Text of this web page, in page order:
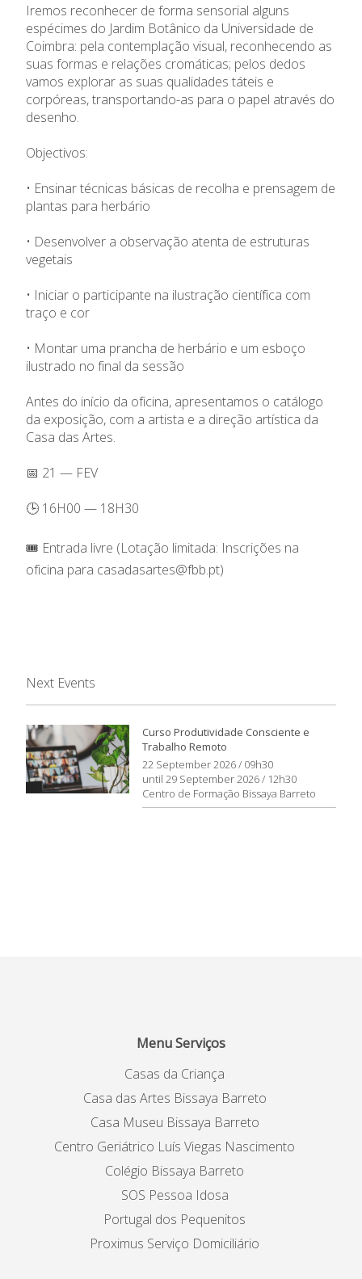
Iremos reconhecer de forma sensorial alguns
espécimes do Jardim Botânico da Universidade de
Coimbra: pela contemplação visual, reconhecendo as
suas formas e relações cromáticas; pelos dedos
vamos explorar as suas qualidades táteis e
corpóreas, transportando-as para o papel através do
desenho.
Objectivos:
• Ensinar técnicas básicas de recolha e prensagem de
plantas para herbário
• Desenvolver a observação atenta de estruturas
vegetais
• Iniciar o participante na ilustração científica com
traço e cor
• Montar uma prancha de herbário e um esboço
ilustrado no final da sessão
Antes do início da oficina, apresentamos o catálogo
da exposição, com a artista e a direção artística da
Casa das Artes.
📅 21 — FEV
🕒 16H00 — 18H30
🎟️ Entrada livre (Lotação limitada: Inscrições na
oficina para casadasartes@fbb.pt)
Next Events
Curso Produtividade Consciente e
Trabalho Remoto
22 September 2026 / 09h30
until 29 September 2026 / 12h30
Centro de Formação Bissaya Barreto
Menu Serviços
Casas da Criança
Casa das Artes Bissaya Barreto
Casa Museu Bissaya Barreto
Centro Geriátrico Luís Viegas Nascimento
Colégio Bissaya Barreto
SOS Pessoa Idosa
Portugal dos Pequenitos
Proximus Serviço Domiciliário